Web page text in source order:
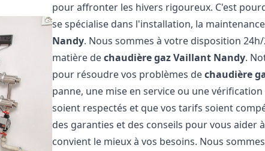
pour affronter les hivers rigoureux. C'est
se spécialise dans l'installation, la
Nandy. Nous sommes à votre disposition
matière dechaudière gaz Vaillant Nandy.
pour résoudre vos problèmes dechaudière
panne, une mise en service ou une
soient respectés et que vos tarifs soient
des garanties et des conseils pour vous aider
convient le mieux à vos besoins. Nous